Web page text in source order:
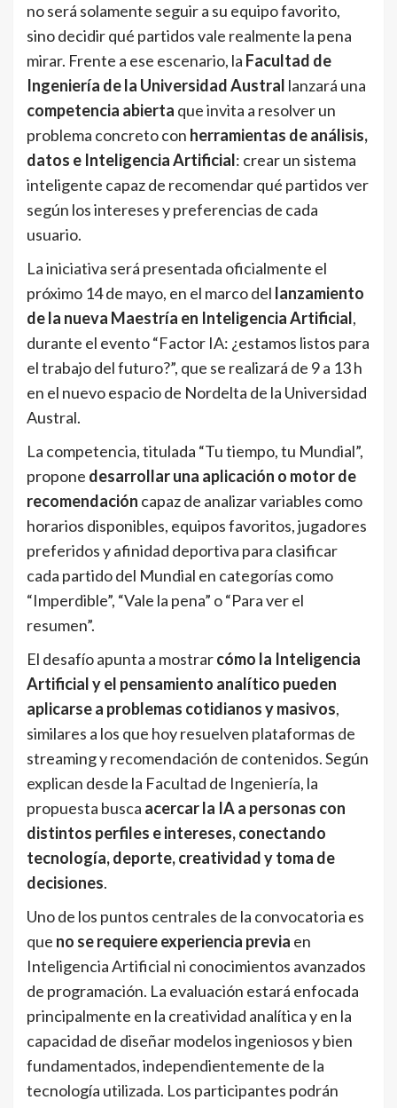
no será solamente seguir a su equipo favorito,
sino decidir qué partidos vale realmente la pena
mirar. Frente a ese escenario, la Facultad de
Ingeniería de la Universidad Austral lanzará una
competencia abierta que invita a resolver un
problema concreto con herramientas de análisis,
datos e Inteligencia Artificial: crear un sistema
inteligente capaz de recomendar qué partidos ver
según los intereses y preferencias de cada
usuario.
La iniciativa será presentada oficialmente el
próximo 14 de mayo, en el marco del lanzamiento
de la nueva Maestría en Inteligencia Artificial,
durante el evento “Factor IA: ¿estamos listos para
el trabajo del futuro?”, que se realizará de 9 a 13 h
en el nuevo espacio de Nordelta de la Universidad
Austral.
La competencia, titulada “Tu tiempo, tu Mundial”,
propone desarrollar una aplicación o motor de
recomendación capaz de analizar variables como
horarios disponibles, equipos favoritos, jugadores
preferidos y afinidad deportiva para clasificar
cada partido del Mundial en categorías como
“Imperdible”, “Vale la pena” o “Para ver el
resumen”.
El desafío apunta a mostrarcómo la Inteligencia
Artificial y el pensamiento analítico pueden
aplicarse a problemas cotidianos y masivos,
similares a los que hoy resuelven plataformas de
streaming y recomendación de contenidos. Según
explican desde la Facultad de Ingeniería, la
propuesta busca acercar la IA a personas con
distintos perfiles e intereses, conectando
tecnología, deporte, creatividad y toma de
decisiones.
Uno de los puntos centrales de la convocatoria es
que no se requiere experiencia previa en
Inteligencia Artificial ni conocimientos avanzados
de programación. La evaluación estará enfocada
principalmente en la creatividad analítica y en la
capacidad de diseñar modelos ingeniosos y bien
fundamentados, independientemente de la
tecnología utilizada. Los participantes podrán